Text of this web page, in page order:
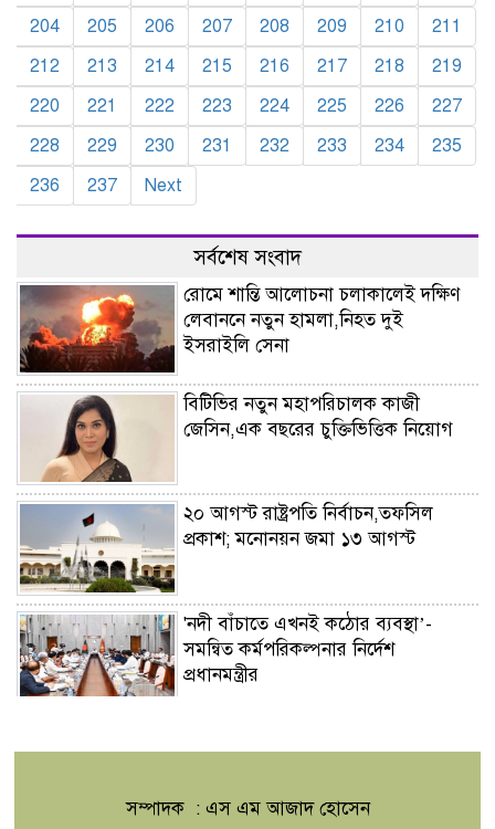
204
205 206 207 208 209 210
211
212
213 214 215 216 217 218
219
220
221 222 223 224 225 226
227
228
229 230 231 232 233 234
235
236
237 Next
সর্বশেষ সংবাদ
রোমে শান্তি আলোচনা চলাকালেই দক্ষিণ
লেবাননে নতুন হামলা,নিহত দুই
ইসরাইলি সেনা
বিটিভির নতুন মহাপরিচালক কাজী
জেসিন,এক বছরের চুক্তিভিত্তিক নিয়োগ
২০ আগস্ট রাষ্ট্রপতি নির্বাচন,তফসিল
প্রকাশ; মনোনয়ন জমা ১৩ আগস্ট
'নদী বাঁচাতে এখনই কঠোর ব্যবস্থা’-
সমন্বিত কর্মপরিকল্পনার নির্দেশ
প্রধানমন্ত্রীর
প্রাণ,মোটরসাইকেল দুর্ঘটনাই সবচেয়ে
সম্পাদক : এস এম আজাদ হোসেন